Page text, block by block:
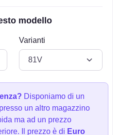
modello
Varianti
Disponiamo di un
un altro magazzino
ma ad un prezzo
Il prezzo è di Euro